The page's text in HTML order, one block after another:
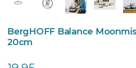
BergHOFF Balance
20cm